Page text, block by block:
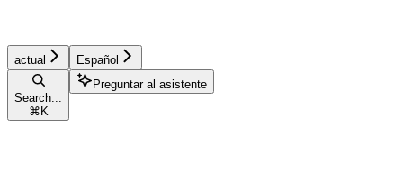
actual Español
Search...
⌘ K
Preguntar al asistente